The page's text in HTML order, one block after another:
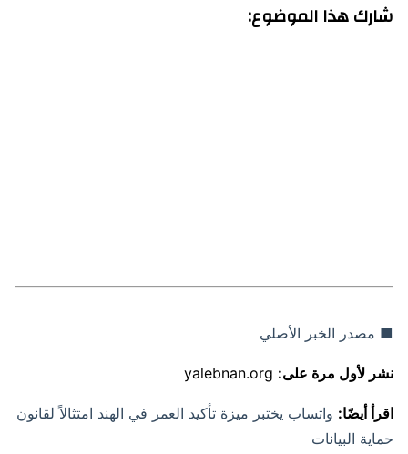
شارك هذا الموضوع:
■ مصدر الخبر الأصلي
نشر لأول مرة على: yalebnan.org
اقرأ أيضًا: واتساب يختبر ميزة تأكيد العمر في الهند امتثالاً لقانون
حماية البيانات